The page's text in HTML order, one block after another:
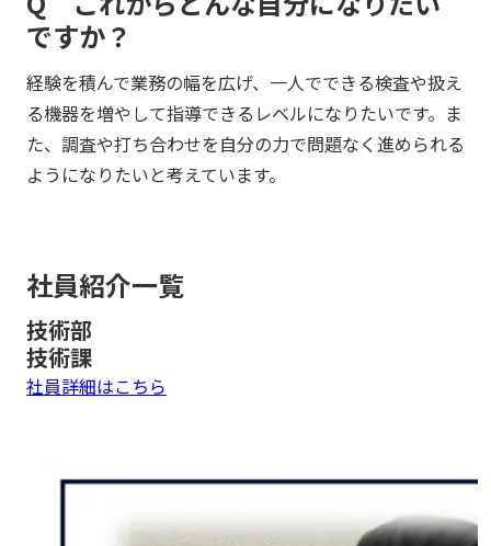
ですか？
経験を積んで業務の幅を広げ、一人でできる検査や扱え
る機器を増やして指導できるレベルになりたいです。ま
た、調査や打ち合わせを自分の力で問題なく進められる
ようになりたいと考えています。
社員紹介一覧
技術部
技術課
社員詳細はこちら